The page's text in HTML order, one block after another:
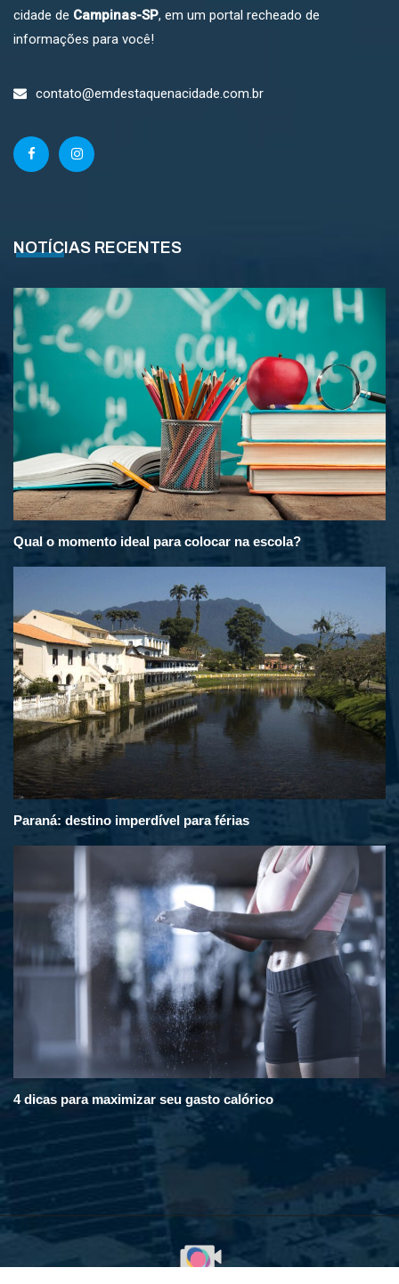
cidade de Campinas-SP, em um portal recheado de
informações para você!
contato@emdestaquenacidade.com.br
NOTÍCIAS RECENTES
Qual o momento ideal para colocar na escola?
Paraná: destino imperdível para férias
4 dicas para maximizar seu gasto calórico